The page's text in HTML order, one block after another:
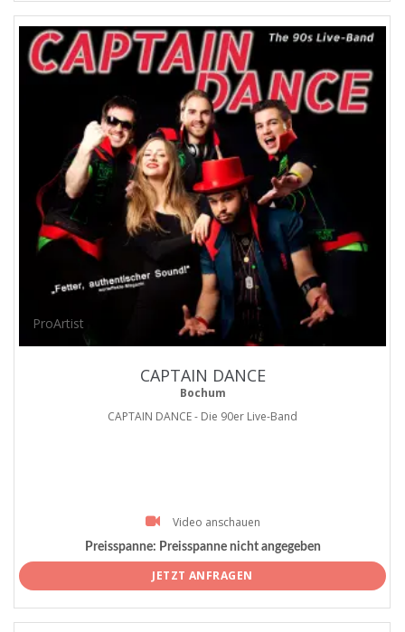
ProArtist
CAPTAIN DANCE
Bochum
CAPTAIN DANCE - Die 90er Live-Band
Video anschauen
Preisspanne: Preisspanne nicht angegeben
JETZT ANFRAGEN